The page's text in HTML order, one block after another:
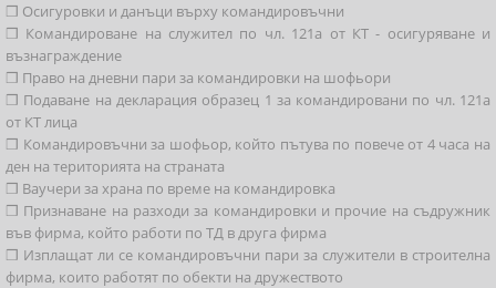
❒ Осигуровки и данъци върху командировъчни
❒ Командироване на служител по чл. 121а от КТ - осигуряване и
възнаграждение
❒ Право на дневни пари за командировки на шофьори
❒ Подаване на декларация образец 1 за командировани по чл. 121а
от КТ лица
❒ Командировъчни за шофьор, който пътува по повече от 4 часа на
ден на територията на страната
❒ Ваучери за храна по време на командировка
❒ Признаване на разходи за командировки и прочие на съдружник
във фирма, който работи по ТД в друга фирма
❒ Изплащат ли се командировъчни пари за служители в строителна
фирма, които работят по обекти на дружеството